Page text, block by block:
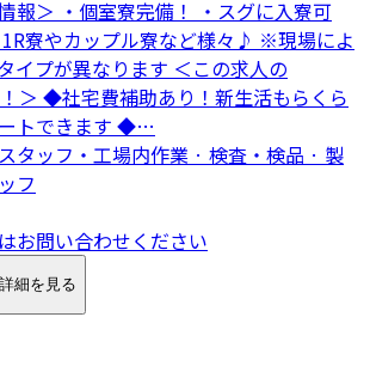
報＞ ・個室寮完備！ ・スグに入寮可
寮やカップル寮など様々♪ ※現場によ
イプが異なります ＜この求人の
＞ ◆社宅費補助あり！新生活もらくら
トできます ◆…
タッフ・工場内作業 · 検査・検品 · 製
フ
お問い合わせください
詳細を見る